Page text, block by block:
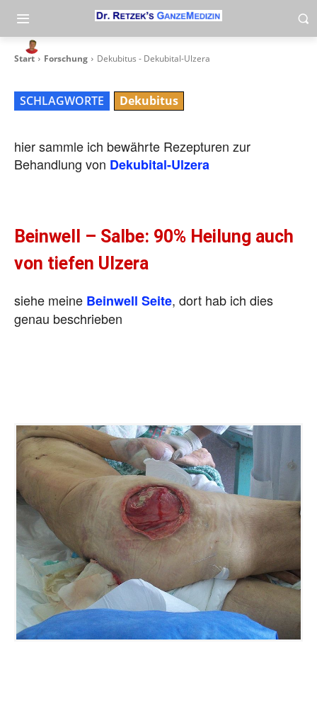
Start Forschung Dekubitus - Dekubital-Ulzera
Dekubitus – Dekubital-Ulzera
SCHLAGWORTE Dekubitus
hier sammle ich bewährte Rezepturen zur
Behandlung von Dekubital-Ulzera
Beinwell – Salbe: 90% Heilung auch
von tiefen Ulzera
siehe meine Beinwell Seite, dort hab ich dies
genau beschrieben